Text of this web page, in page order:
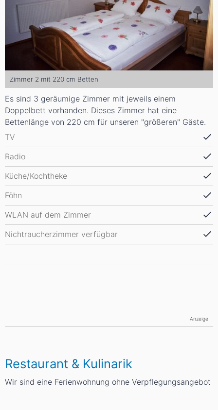
Zimmer 2 mit 220 cm Betten
Es sind 3 geräumige Zimmer mit jeweils einem
Doppelbett vorhanden. Dieses Zimmer hat eine
Bettenlänge von 220 cm für unseren "größeren" Gäste.
TV
Radio
Küche/Kochtheke
Föhn
WLAN auf dem Zimmer
Nichtraucherzimmer verfügbar
Anzeige
Restaurant & Kulinarik
Wir sind eine Ferienwohnung ohne Verpflegungsangebot